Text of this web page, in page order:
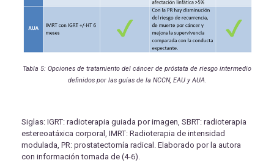
Tabla 5: Opciones de tratamiento del cáncer de próstata de riesgo intermedio
definidos por las guías de la NCCN, EAU y AUA.
Siglas: IGRT: radioterapia guiada por imagen, SBRT: radioterapia
estereoatáxica corporal, IMRT: Radioterapia de intensidad
modulada, PR: prostatectomía radical. Elaborado por la autora
con información tomada de (4-6).